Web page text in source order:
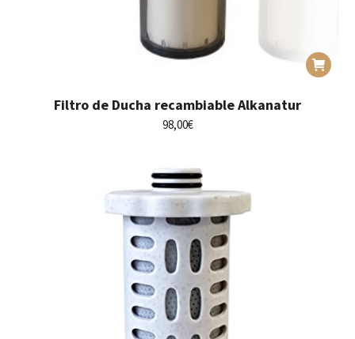
Filtro de Ducha recambiable Alkanatur
98,00€